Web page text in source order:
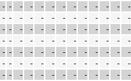
- - - - - - - - - - - - -
- - - - - - - - - - - - -
- - - - - - - - - - - - -
- - - - - - - - - - - - -
- - - - - - - - - - - - -
- - - - - - - - - - - - -
- - - - - - - - - - - - -